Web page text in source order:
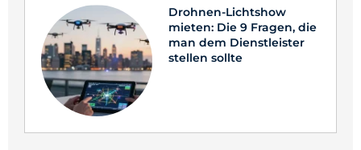
Drohnen-Lichtshow
mieten: Die 9 Fragen, die
man dem Dienstleister
stellen sollte